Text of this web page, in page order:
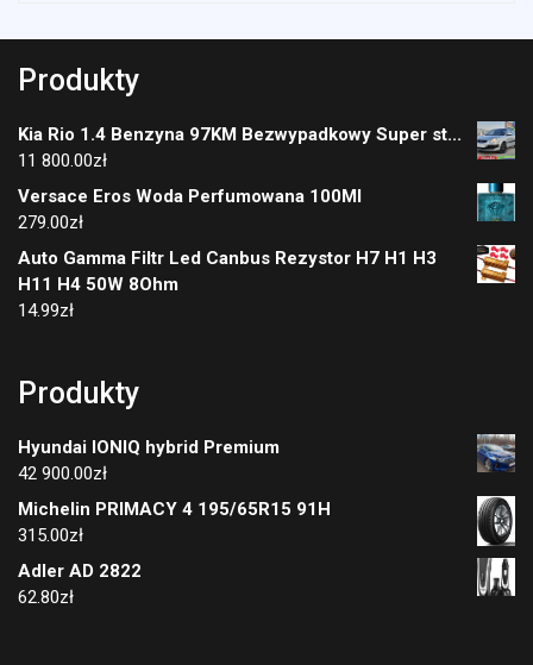
Produkty
Kia Rio 1.4 Benzyna 97KM Bezwypadkowy Super st...
11 800.00zł
Versace Eros Woda Perfumowana 100Ml
279.00zł
Auto Gamma Filtr Led Canbus Rezystor H7 H1 H3
H11 H4 50W 8Ohm
14.99zł
Produkty
Hyundai IONIQ hybrid Premium
42 900.00zł
Michelin PRIMACY 4 195/65R15 91H
315.00zł
Adler AD 2822
62.80zł